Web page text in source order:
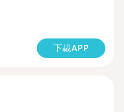
下載APP